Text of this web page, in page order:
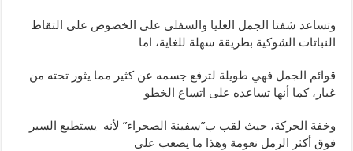
وتساعد شفتا الجمل العليا والسفلى على الخصوص على التقاط
النباتات الشوكية بطريقة سهلة للغاية، اما
قوائم الجمل فهي طويلة لترفع جسمه عن كثير مما يثور تحته من
غبار، كما أنها تساعده على اتساع الخطو
وخفة الحركة، حيث لقب ب”سفينة الصحراء” لأنه يستطيع السير
فوق أكثر الرمل نعومة وهذا ما يصعب على